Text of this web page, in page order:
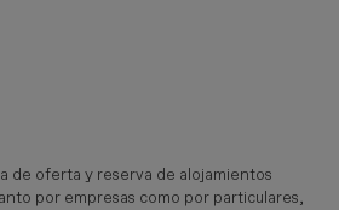
de oferta y reserva de alojamientos
por empresas como por particulares,